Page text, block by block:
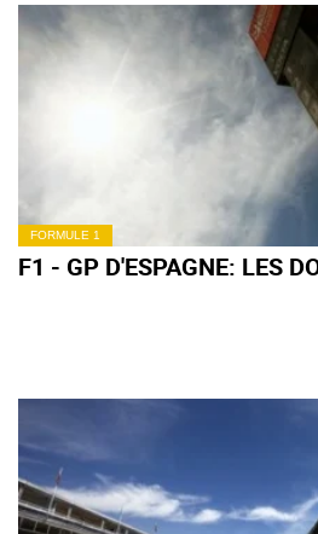
FORMULE 1
F1 - GP D'ESPAGNE: LES